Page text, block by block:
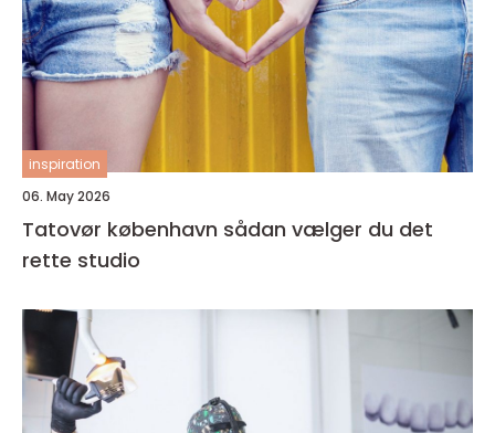
inspiration
06. May 2026
Tatovør københavn sådan vælger du det
rette studio